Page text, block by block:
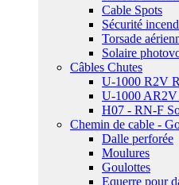
Cable Spots
Sécurité
Torsade
Solaire
Câbles Chutes
U-1000 R2V
U-1000
H07 - RN-F
Chemin de cable -
Dalle perforée
Moulures
Goulottes
Equerre pour